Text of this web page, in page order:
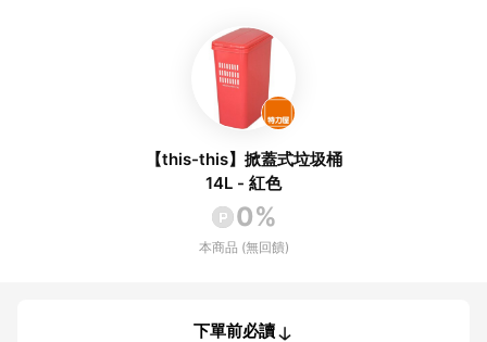
【this-this】掀蓋式垃圾桶
14L - 紅色
0%
本商品 (無回饋)
下單前必讀